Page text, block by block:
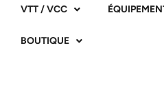
VTT / VCC
BOUTIQUE